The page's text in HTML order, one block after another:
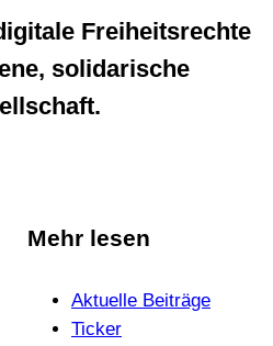
Freiheitsrechte
solidarische
Mehr lesen
Aktuelle Beiträge
Ticker